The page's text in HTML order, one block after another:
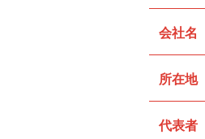
会社名
所在地
代表者